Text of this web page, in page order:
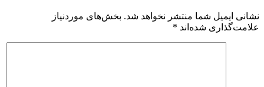
نشانی ایمیل شما منتشر نخواهد شد. بخش‌های موردنیاز
علامت‌گذاری شده‌اند *